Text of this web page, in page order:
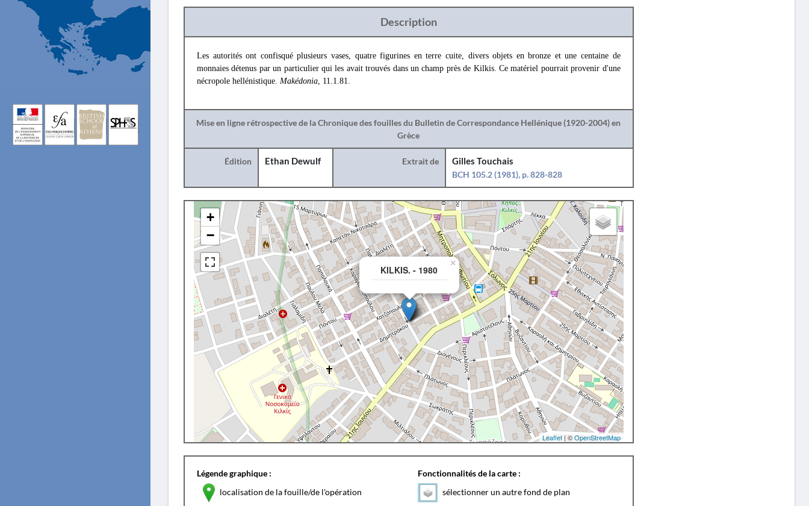
Description
Les autorités ont confisqué plusieurs vases, quatre figurines en terre cuite, divers objets en bronze et une centaine de
monnaies détenus par un particulier qui les avait trouvés dans un champ près de Kilkis. Ce matériel pourrait provenir d'une
nécropole hellénistique. Makédonia, 11.1.81.
Mise en ligne rétrospective de la Chronique des fouilles du Bulletin de Correspondance Hellénique (1920-2004) en
Grèce
Édition Ethan Dewulf Extrait de
Gilles Touchais
BCH 105.2 (1981), p. 828-828
KILKIS. - 1980
×
+
−
Leaflet| ©OpenStreetMap
Légende graphique :
localisation de la fouille/de l'opération
Fonctionnalités de la carte :
sélectionner un autre fond de plan